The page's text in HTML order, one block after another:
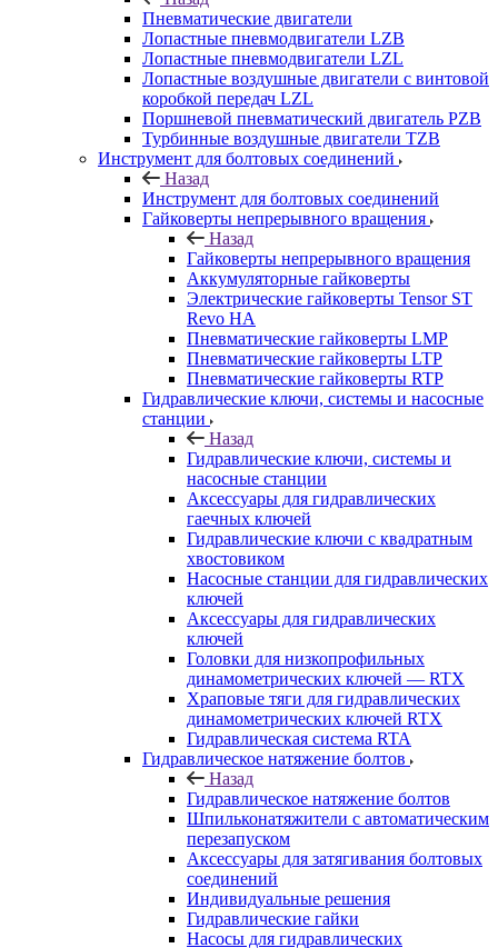
Пневматические двигатели
Лопастные пневмодвигатели LZB
Лопастные пневмодвигатели LZL
Лопастные воздушные двигатели с винтовой
коробкой передач LZL
Поршневой пневматический двигатель PZB
Турбинные воздушные двигатели TZB
Инструмент для болтовых соединений
Назад
Инструмент для болтовых соединений
Гайковерты непрерывного вращения
Назад
Гайковерты непрерывного вращения
Аккумуляторные гайковерты
Электрические гайковерты Tensor ST
Revo HA
Пневматические гайковерты LMP
Пневматические гайковерты LTP
Пневматические гайковерты RTP
Гидравлические ключи, системы и насосные
станции
Назад
Гидравлические ключи, системы и
насосные станции
Аксессуары для гидравлических
гаечных ключей
Гидравлические ключи с квадратным
хвостовиком
Насосные станции для гидравлических
ключей
Аксессуары для гидравлических
ключей
Головки для низкопрофильных
динамометрических ключей — RTX
Храповые тяги для гидравлических
динамометрических ключей RTX
Гидравлическая система RTA
Гидравлическое натяжение болтов
Назад
Гидравлическое натяжение болтов
Шпильконатяжители с автоматическим
перезапуском
Аксессуары для затягивания болтовых
соединений
Индивидуальные решения
Гидравлические гайки
Насосы для гидравлических